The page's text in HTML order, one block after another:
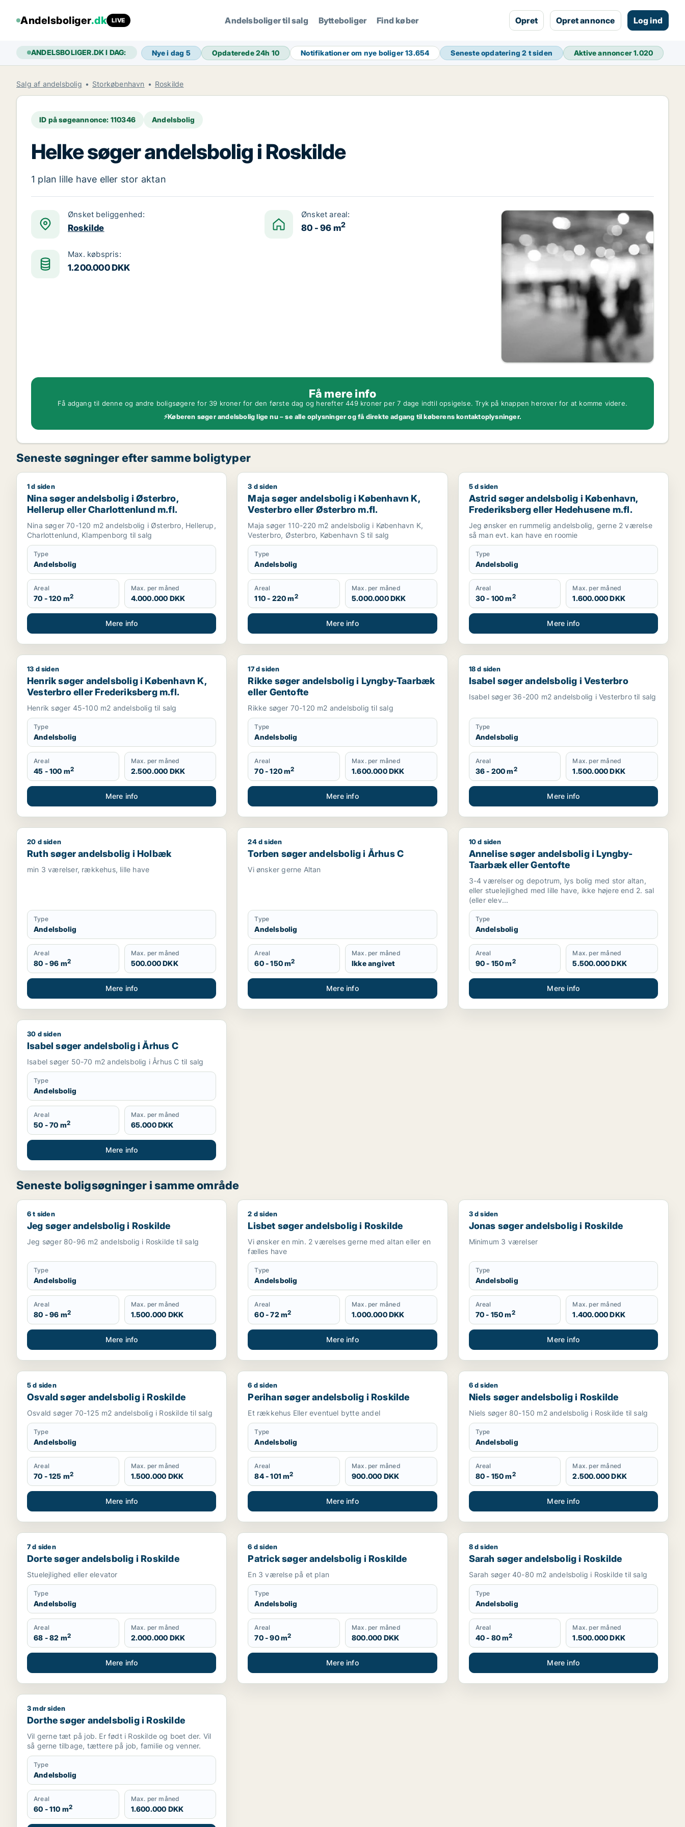
Andelsboliger.dk LIVE Andelsboliger til salg Bytteboliger Find køber Opret Opret annonce Log ind
ANDELSBOLIGER.DK I DAG: Nye i dag 5 Opdaterede 24h 10 Notifikationer om nye boliger13.654 Seneste opdatering2 t siden Aktive annoncer1.020
Salg af andelsbolig Storkøbenhavn Roskilde
ID på søgeannonce: 110346 Andelsbolig
Helke søger andelsbolig i Roskilde
1 plan lille have eller stor aktan
Ønsket beliggenhed:
Roskilde
Ønsket areal:
80 - 96 m2
Max. købspris:
1.200.000 DKK
Få mere info
Få adgang til denne og andre boligsøgere for 39 kroner for den første dag og herefter 449 kroner per 7 dage indtil opsigelse. Tryk på knappen herover for at komme videre.
⚡Køberen søger andelsbolig lige nu – se alle oplysninger og få direkte adgang til køberens kontaktoplysninger.
Seneste søgninger efter samme boligtyper
Nina søger andelsbolig i Østerbro, Hellerup eller Charlottenlund m.fl.
1 d siden
Nina søger andelsbolig i Østerbro,
Hellerup eller Charlottenlund m.fl.
Nina søger 70-120 m2 andelsbolig i Østerbro, Hellerup,
Charlottenlund, Klampenborg til salg
Type
Andelsbolig
Areal
70 - 120 m2
Max. per måned
4.000.000 DKK
Mere info
Maja søger andelsbolig i København K, Vesterbro eller Østerbro m.fl.
3 d siden
Maja søger andelsbolig i København K,
Vesterbro eller Østerbro m.fl.
Maja søger 110-220 m2 andelsbolig i København K,
Vesterbro, Østerbro, København S til salg
Type
Andelsbolig
Areal
110 - 220 m2
Max. per måned
5.000.000 DKK
Mere info
Astrid søger andelsbolig i København, Frederiksberg
5 d siden
Astrid søger andelsbolig i København,
Frederiksberg eller Hedehusene m.fl.
Jeg ønsker en rummelig andelsbolig, gerne 2 værelse
så man evt. kan have en roomie
Type
Andelsbolig
Areal
30 - 100 m2
Max. per måned
1.600.000 DKK
Mere info
Henrik søger andelsbolig i København K, Vesterbro eller Frederiksberg m.fl.
13 d siden
Henrik søger andelsbolig i København K,
Vesterbro eller Frederiksberg m.fl.
Henrik søger 45-100 m2 andelsbolig til salg
Type
Andelsbolig
Areal
45 - 100 m2
Max. per måned
2.500.000 DKK
Mere info
Rikke søger andelsbolig i Lyngby-Taarbæk eller Gentofte
17 d siden
Rikke søger andelsbolig i Lyngby-Taarbæk
eller Gentofte
Rikke søger 70-120 m2 andelsbolig til salg
Type
Andelsbolig
Areal
70 - 120 m2
Max. per måned
1.600.000 DKK
Mere info
Isabel søger andelsbolig i Vesterbro
18 d siden
Isabel søger andelsbolig i Vesterbro
Isabel søger 36-200 m2 andelsbolig i Vesterbro til salg
Type
Andelsbolig
Areal
36 - 200 m2
Max. per måned
1.500.000 DKK
Mere info
Ruth søger andelsbolig i Holbæk
20 d siden
Ruth søger andelsbolig i Holbæk
min 3 værelser, rækkehus, lille have
Type
Andelsbolig
Areal
80 - 96 m2
Max. per måned
500.000 DKK
Mere info
Torben søger andelsbolig i Århus C
24 d siden
Torben søger andelsbolig i Århus C
Vi ønsker gerne Altan
Type
Andelsbolig
Areal
60 - 150 m2
Max. per måned
Ikke angivet
Mere info
Annelise søger andelsbolig i Lyngby-Taarbæk eller
10 d siden
Annelise søger andelsbolig i Lyngby-
Taarbæk eller Gentofte
3-4 værelser og depotrum, lys bolig med stor altan,
eller stuelejlighed med lille have, ikke højere end 2. sal
(eller elev...
Type
Andelsbolig
Areal
90 - 150 m2
Max. per måned
5.500.000 DKK
Mere info
Isabel søger andelsbolig i Århus C
30 d siden
Isabel søger andelsbolig i Århus C
Isabel søger 50-70 m2 andelsbolig i Århus C til salg
Type
Andelsbolig
Areal
50 - 70 m2
Max. per måned
65.000 DKK
Mere info
Seneste boligsøgninger i samme område
Jeg søger andelsbolig i Roskilde
6 t siden
Jeg søger andelsbolig i Roskilde
Jeg søger 80-96 m2 andelsbolig i Roskilde til salg
Type
Andelsbolig
Areal
80 - 96 m2
Max. per måned
1.500.000 DKK
Mere info
Lisbet søger andelsbolig i Roskilde
2 d siden
Lisbet søger andelsbolig i Roskilde
Vi ønsker en min. 2 værelses gerne med altan eller en
fælles have
Type
Andelsbolig
Areal
60 - 72 m2
Max. per måned
1.000.000 DKK
Mere info
Jonas søger andelsbolig i Roskilde
3 d siden
Jonas søger andelsbolig i Roskilde
Minimum 3 værelser
Type
Andelsbolig
Areal
70 - 150 m2
Max. per måned
1.400.000 DKK
Mere info
Osvald søger andelsbolig i Roskilde
5 d siden
Osvald søger andelsbolig i Roskilde
Osvald søger 70-125 m2 andelsbolig i Roskilde til salg
Type
Andelsbolig
Areal
70 - 125 m2
Max. per måned
1.500.000 DKK
Mere info
Perihan søger andelsbolig i Roskilde
6 d siden
Perihan søger andelsbolig i Roskilde
Et rækkehus Eller eventuel bytte andel
Type
Andelsbolig
Areal
84 - 101 m2
Max. per måned
900.000 DKK
Mere info
Niels søger andelsbolig i Roskilde
6 d siden
Niels søger andelsbolig i Roskilde
Niels søger 80-150 m2 andelsbolig i Roskilde til salg
Type
Andelsbolig
Areal
80 - 150 m2
Max. per måned
2.500.000 DKK
Mere info
Dorte søger andelsbolig i Roskilde
7 d siden
Dorte søger andelsbolig i Roskilde
Stuelejlighed eller elevator
Type
Andelsbolig
Areal
68 - 82 m2
Max. per måned
2.000.000 DKK
Mere info
Patrick søger andelsbolig i Roskilde
6 d siden
Patrick søger andelsbolig i Roskilde
En 3 værelse på et plan
Type
Andelsbolig
Areal
70 - 90 m2
Max. per måned
800.000 DKK
Mere info
Sarah søger andelsbolig i Roskilde
8 d siden
Sarah søger andelsbolig i Roskilde
Sarah søger 40-80 m2 andelsbolig i Roskilde til salg
Type
Andelsbolig
Areal
40 - 80 m2
Max. per måned
1.500.000 DKK
Mere info
Dorthe søger andelsbolig i Roskilde
3 mdr siden
Dorthe søger andelsbolig i Roskilde
Vil gerne tæt på job. Er født i Roskilde og boet der. Vil
så gerne tilbage, tættere på job, familie og venner.
Type
Andelsbolig
Areal
60 - 110 m2
Max. per måned
1.600.000 DKK